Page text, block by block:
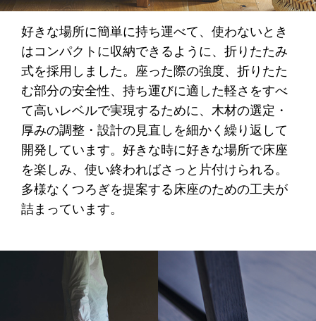
好きな場所に簡単に持ち運べて、使わないとき
はコンパクトに収納できるように、折りたたみ
式を採用しました。座った際の強度、折りたた
む部分の安全性、持ち運びに適した軽さをすべ
て高いレベルで実現するために、木材の選定・
厚みの調整・設計の見直しを細かく繰り返して
開発しています。好きな時に好きな場所で床座
を楽しみ、使い終わればさっと片付けられる。
多様なくつろぎを提案する床座のための工夫が
詰まっています。